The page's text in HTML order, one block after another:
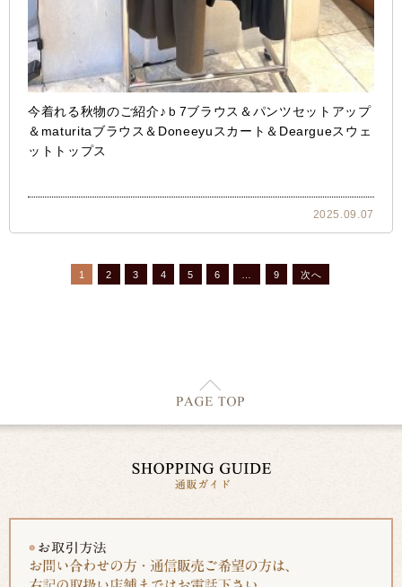
今着れる秋物のご紹介♪ｂ7ブラウス＆パンツセットアップ
＆maturitaブラウス＆Doneeyuスカート＆Deargueスウェ
ットトップス
2025.09.07
1 2 3 4 5 6 … 9 次へ